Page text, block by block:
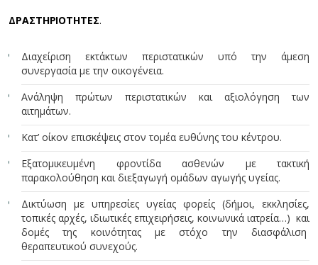
ΔΡΑΣΤΗΡΙΟΤΗΤΕΣ.
Διαχείριση εκτάκτων περιστατικών υπό την άμεση
συνεργασία με την οικογένεια.
Ανάληψη πρώτων περιστατικών και αξιολόγηση των
αιτημάτων.
Κατ’ οίκον επισκέψεις στον τομέα ευθύνης του κέντρου.
Εξατομικευμένη φροντίδα ασθενών με τακτική
παρακολούθηση και διεξαγωγή ομάδων αγωγής υγείας.
Δικτύωση με υπηρεσίες υγείας φορείς (δήμοι, εκκλησίες,
τοπικές αρχές, ιδιωτικές επιχειρήσεις, κοινωνικά ιατρεία…) και
δομές της κοινότητας με στόχο την διασφάλιση
θεραπευτικού συνεχούς.